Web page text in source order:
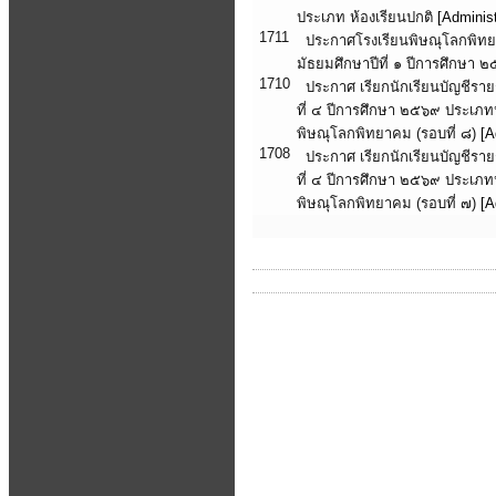
ประเภท ห้องเรียนปกติ
1711
ประกาศโรงเรียนพิษณุโลกพิท
มัธยมศึกษาปีที่ ๑ ปีการศึกษา ๒
1710
ประกาศ เรียกนักเรียนบัญชีร
ที่ ๔ ปีการศึกษา ๒๕๖๙ ประเภท
พิษณุโลกพิทยาคม (รอบที่ ๘)
1708
ประกาศ เรียกนักเรียนบัญชีร
ที่ ๔ ปีการศึกษา ๒๕๖๙ ประเภท
พิษณุโลกพิทยาคม (รอบที่ ๗)